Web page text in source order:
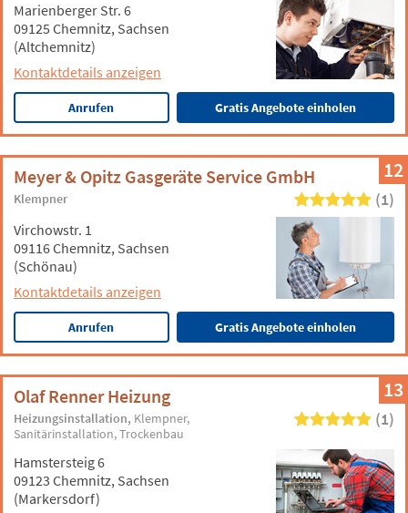
Marienberger Str. 6
09125 Chemnitz, Sachsen
(Altchemnitz)
Kontaktdetails anzeigen
Anrufen Gratis Angebote einholen
12
Meyer & Opitz Gasgeräte Service GmbH
Klempner (1)
Virchowstr. 1
09116 Chemnitz, Sachsen
(Schönau)
Kontaktdetails anzeigen
Anrufen Gratis Angebote einholen
13
Olaf Renner Heizung
Heizungsinstallation Klempner
Sanitärinstallation Trockenbau
(1)
Hamstersteig 6
09123 Chemnitz, Sachsen
(Markersdorf)